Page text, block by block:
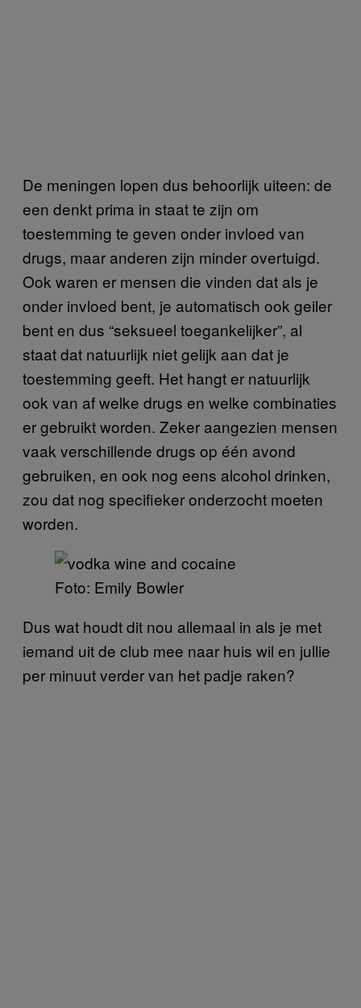
De meningen lopen dus behoorlijk uiteen: de
een denkt prima in staat te zijn om
toestemming te geven onder invloed van
drugs, maar anderen zijn minder overtuigd.
Ook waren er mensen die vinden dat als je
onder invloed bent, je automatisch ook geiler
bent en dus “seksueel toegankelijker”, al
staat dat natuurlijk niet gelijk aan dat je
toestemming geeft. Het hangt er natuurlijk
ook van af welke drugs en welke combinaties
er gebruikt worden. Zeker aangezien mensen
vaak verschillende drugs op één avond
gebruiken, en ook nog eens alcohol drinken,
zou dat nog specifieker onderzocht moeten
worden.
Foto: Emily Bowler
Dus wat houdt dit nou allemaal in als je met
iemand uit de club mee naar huis wil en jullie
per minuut verder van het padje raken?